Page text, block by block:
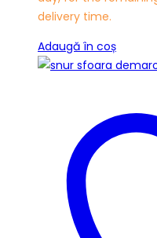
delivery time.
Adaugă în coș